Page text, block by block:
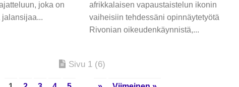
joka on
afrikkalaisen vapaustaistelun ikonin
vaiheisiin tehdessäni opinnäytetyötä
Rivonian oikeudenkäynnistä,...
Sivu 1 (6)